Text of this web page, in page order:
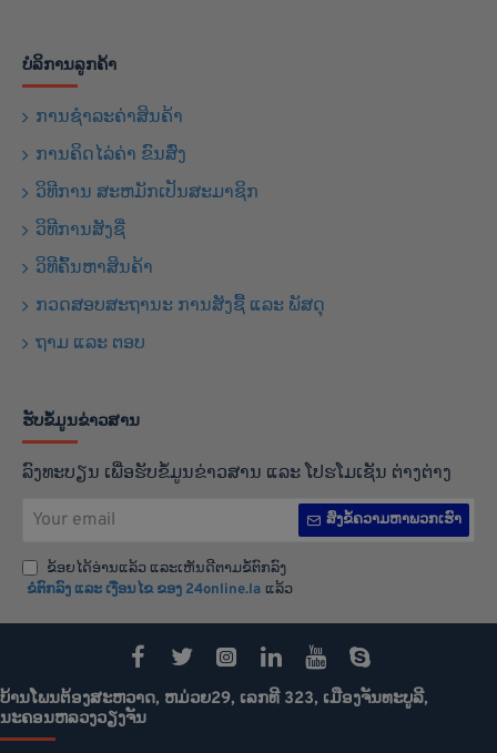
ບໍລິການລູກຄ້າ
ການຊຳລະຄ່າສິນຄ້າ
ການຄິດໄລ່ຄ່າ ຂົນສົ່ງ
ວິທີການ ສະຫມັກເປັນສະມາຊິກ
ວິທີການສັງຊື່
ວິທີຄົ້ນຫາສິນຄ້າ
ກວດສອບສະຖານະ ການສັງຊື້ ແລະ ພັສດຸ
ຖາມ ແລະ ຕອບ
ຮັບຂໍ້ມູນຂ່າວສານ
ລົງທະບຽນ ເພື່ອຮັບຂໍ້ມູນຂ່າວສານ ແລະ ໂປຮໂມເຊັນ ຕ່າງຕ່າງ
email
ສົ່ງຂໍ້ຄວາມຫາພວກເຮົາ
ຂ້ອຍໄດ້ອ່ານແລ້ວ ແລະເຫັນດີຕາມຂໍ້ຕົກລົງ
ຂໍຕົກລົງ ແລະ ເງືອນໄຂ ຂອງ 24online.la ແລ້ວ
ບ້ານໂພນຕ້ອງສະຫວາດ, ຫມ່ວຍ29, ເລກທີ 323, ເມືອງຈັນທະບູລີ,
ນະຄອນຫລວງວຽງຈັນ